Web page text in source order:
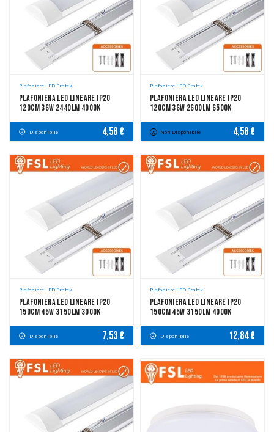
Plafoniere LED Bratek
Plafoniera LED Lineare IP20
120cm 36W 2440LM 4000K
Disponibile 4,58 €
Plafoniere LED Bratek
Plafoniera LED Lineare IP20
120cm 36W 2600LM 6500K
Non Disponibile 4,58 €
Plafoniere LED Bratek
Plafoniera LED Lineare IP20
150cm 45W 3150LM 3000K
Disponibile 7,53 €
Plafoniere LED Bratek
Plafoniera LED Lineare IP20
150cm 45W 3150LM 4000K
Disponibile 12,84 €